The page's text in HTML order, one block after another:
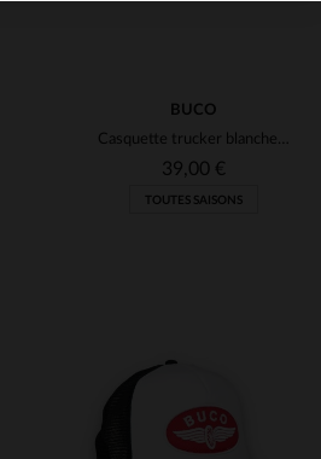
TAILLES DISPONIBLES
TU
BUCO
Casquette trucker blanche et noire logo noir et blanc
39,00 €
TOUTES SAISONS